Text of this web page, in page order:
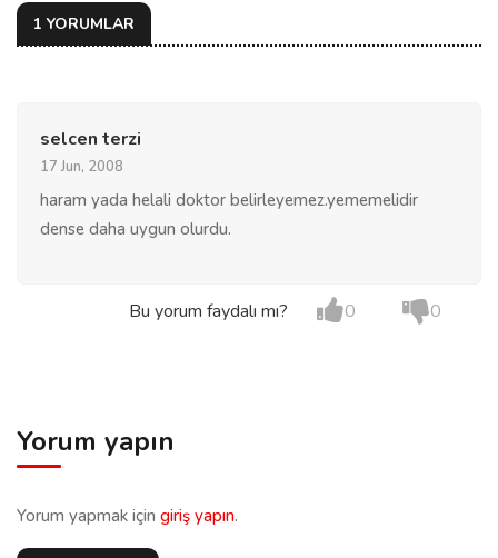
1 YORUMLAR
selcen terzi
17 Jun, 2008
haram yada helali doktor belirleyemez.yememelidir
dense daha uygun olurdu.
Bu yorum faydalı mı? 0 0
Yorum yapın
Yorum yapmak için giriş yapın.